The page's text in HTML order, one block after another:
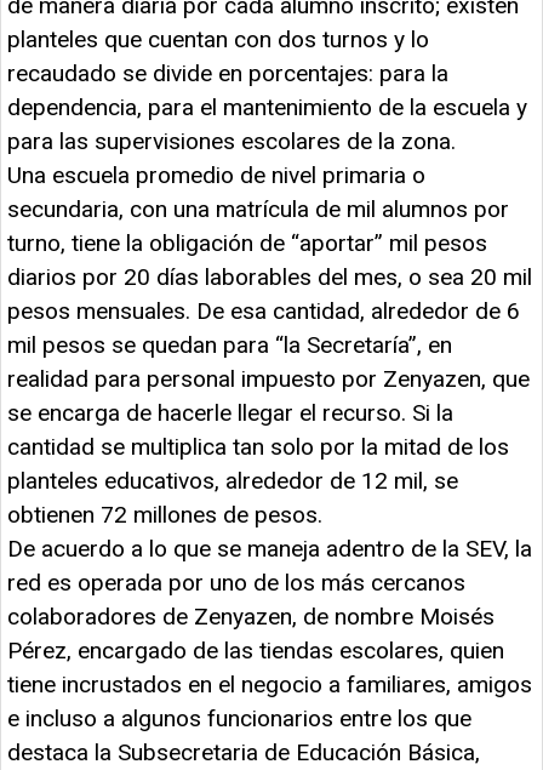
planteles que cuentan con dos turnos y lo
recaudado se divide en porcentajes: para la
dependencia, para el mantenimiento de la escuela y
para las supervisiones escolares de la zona.
Una escuela promedio de nivel primaria o
secundaria, con una matrícula de mil alumnos por
turno, tiene la obligación de “aportar” mil pesos
diarios por 20 días laborables del mes, o sea 20 mil
pesos mensuales. De esa cantidad, alrededor de 6
mil pesos se quedan para “la Secretaría”, en
realidad para personal impuesto por Zenyazen, que
se encarga de hacerle llegar el recurso. Si la
cantidad se multiplica tan solo por la mitad de los
planteles educativos, alrededor de 12 mil, se
obtienen 72 millones de pesos.
De acuerdo a lo que se maneja adentro de la SEV, la
red es operada por uno de los más cercanos
colaboradores de Zenyazen, de nombre Moisés
Pérez, encargado de las tiendas escolares, quien
tiene incrustados en el negocio a familiares, amigos
e incluso a algunos funcionarios entre los que
destaca la Subsecretaria de Educación Básica,